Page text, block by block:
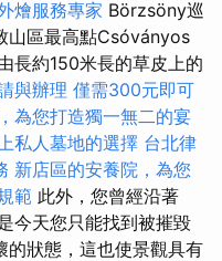
燴服務專家 Börzsöny巡
山區最高點Csóványos
長約150米長的草皮上的
與辦理 僅需300元即可
為您打造獨一無二的宴
私人墓地的選擇 台北律
新店區的安養院，為您
範 此外，您曾經沿著
今天您只能找到被摧毀
的狀態，這也使景觀具有